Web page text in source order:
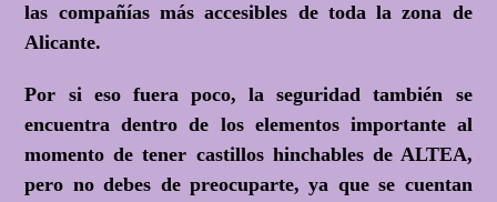
las compañías más accesibles de toda la zona de
Alicante.
Por si eso fuera poco, la seguridad también se
encuentra dentro de los elementos importante al
momento de tener castillos hinchables de ALTEA,
pero no debes de preocuparte, ya que se cuentan